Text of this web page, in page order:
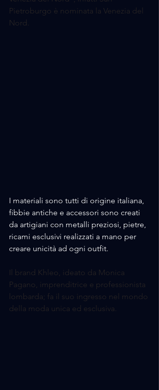
Pietroburgo è nominata la Venezia del
Nord.
I materiali sono tutti di origine italiana,
fibbie antiche e accessori sono creati
da artigiani con metalli preziosi, pietre,
ricami esclusivi realizzati a mano per
creare unicità ad ogni outfit.
Il brand Khleo, ideato da Monica
Pagano, imprenditrice e professionista
lombarda; fa il suo ingresso nel mondo
della moda unica ed esclusiva.